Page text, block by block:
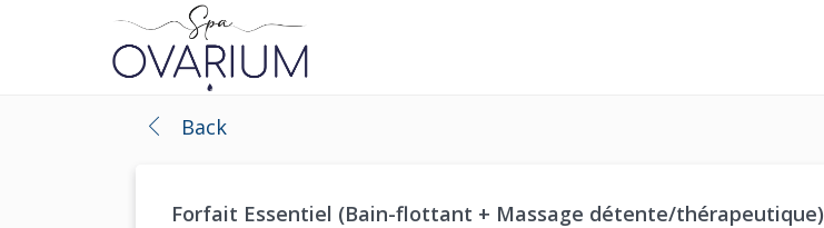
Back
Forfait Essentiel (Bain-flottant + Massage détente/thérapeutique)